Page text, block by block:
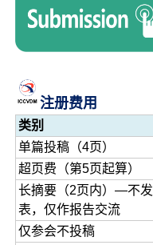
注册费用
类别
单篇投稿（4页）
超页费（第5页起算）
长摘要（2页内）—不发
表，仅作报告交流
仅参会不投稿